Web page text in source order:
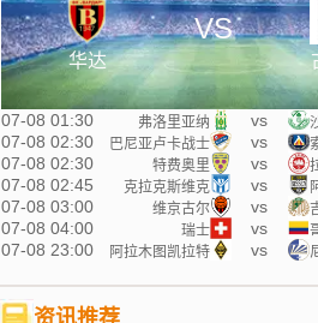
华达
VS
07-08 01:30 弗洛里亚纳 vs
07-08 02:30 巴尼亚卢卡战士 vs
07-08 02:30 特费奥里 vs
07-08 02:45 克拉克斯维克 vs
07-08 03:00 维京古尔 vs
07-08 04:00 瑞士 vs
07-08 23:00 阿拉木图凯拉特 vs
资讯推荐